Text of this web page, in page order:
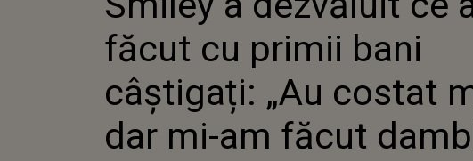
DAR MI-AM FĂCUT
făcut cu primii bani
câștigați: „Au costat
dar mi-am făcut